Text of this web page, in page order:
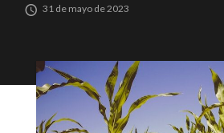
31 de mayo de 2023